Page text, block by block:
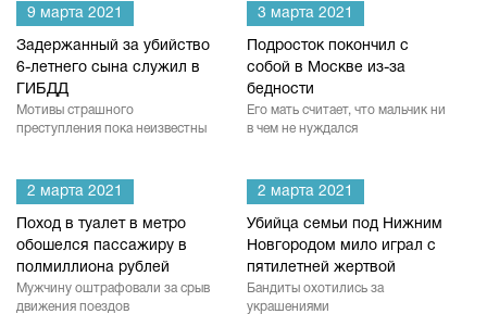
9 марта 2021
Задержанный за убийство
6-летнего сына служил в
ГИБДД
Мотивы страшного
преступления пока неизвестны
3 марта 2021
Подросток покончил с
собой в Москве из-за
бедности
Его мать считает, что мальчик ни
в чем не нуждался
2 марта 2021
Поход в туалет в метро
обошелся пассажиру в
полмиллиона рублей
Мужчину оштрафовали за срыв
движения поездов
2 марта 2021
Убийца семьи под Нижним
Новгородом мило играл с
пятилетней жертвой
Бандиты охотились за
украшениями